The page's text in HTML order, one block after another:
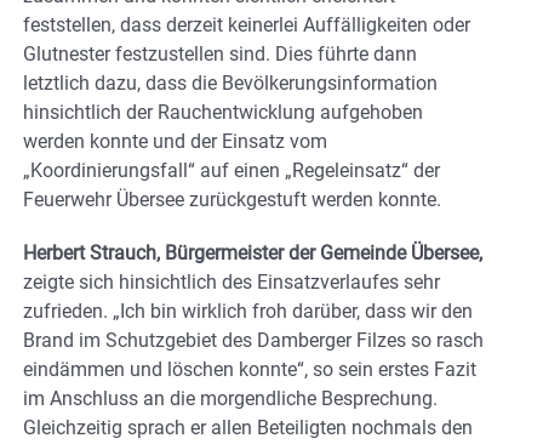
feststellen, dass derzeit keinerlei Auffälligkeiten oder
Glutnester festzustellen sind. Dies führte dann
letztlich dazu, dass die Bevölkerungsinformation
hinsichtlich der Rauchentwicklung aufgehoben
werden konnte und der Einsatz vom
„Koordinierungsfall“ auf einen „Regeleinsatz“ der
Feuerwehr Übersee zurückgestuft werden konnte.
Herbert Strauch, Bürgermeister der Gemeinde Übersee,
zeigte sich hinsichtlich des Einsatzverlaufes sehr
zufrieden. „Ich bin wirklich froh darüber, dass wir den
Brand im Schutzgebiet des Damberger Filzes so rasch
eindämmen und löschen konnte“, so sein erstes Fazit
im Anschluss an die morgendliche Besprechung.
Gleichzeitig sprach er allen Beteiligten nochmals den